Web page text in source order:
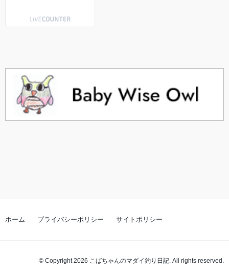
ホーム プライバシーポリシー サイトポリシー
© Copyright 2026 こばちゃんのマダイ釣り日記. All rights reserved.